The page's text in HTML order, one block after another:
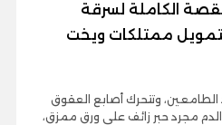
5 بنوك؟.. القصة الكاملة لسرقة
ممتلكات ويخت
الطامعين، وتتحرك أصابع العقوق
مجرد حبر زائف على ورق ممزق،